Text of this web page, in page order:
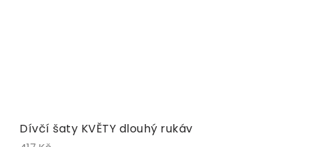
Dívčí šaty KVĚTY dlouhý rukáv